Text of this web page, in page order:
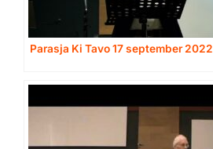
Parasja Ki Tavo 17 september 2022